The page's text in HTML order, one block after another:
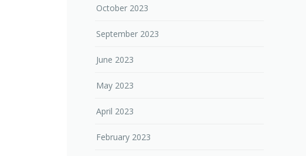
October 2023
September 2023
June 2023
May 2023
April 2023
February 2023